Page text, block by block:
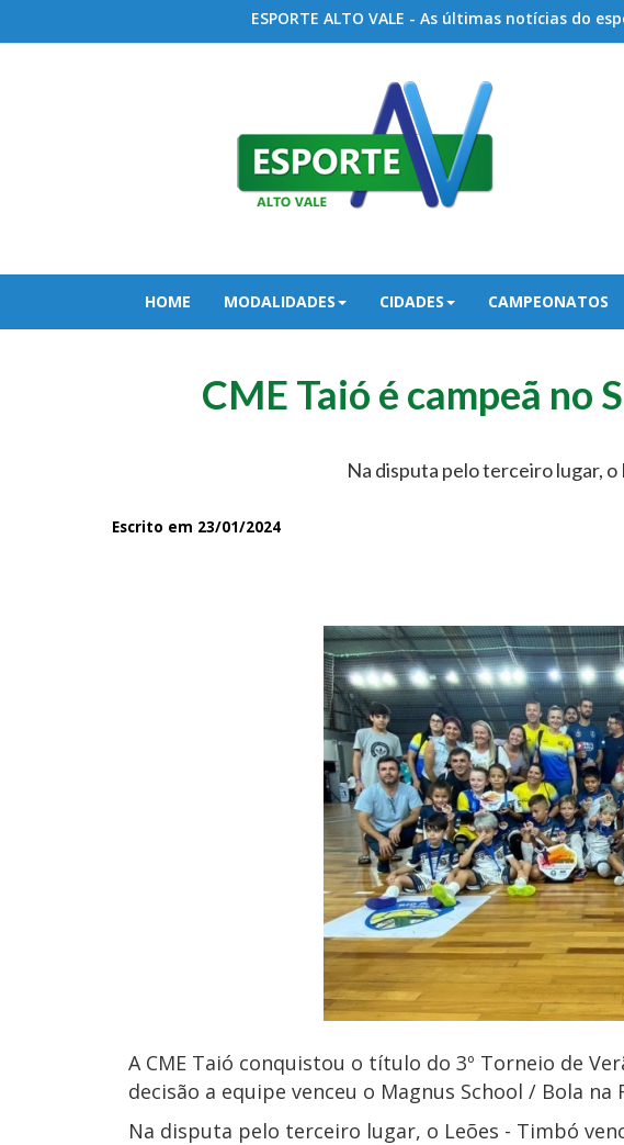
ESPORTE ALTO VALE - As últimas notícias do
HOME MODALIDADES CIDADES CAMPEONATOS
CME Taió é campeã no
Na disputa pelo terceiro lugar,
Escrito em 23/01/2024
A CME Taió conquistou o título do 3º Torneio de
decisão a equipe venceu o Magnus School / Bola na
Na disputa pelo terceiro lugar, o Leões - Timbó